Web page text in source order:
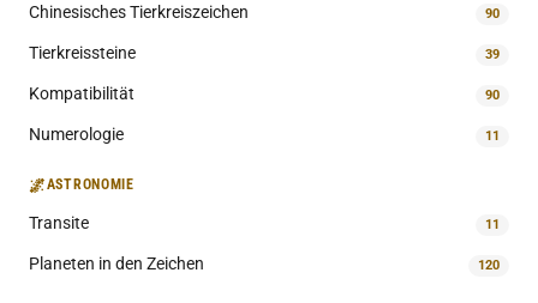
Chinesisches Tierkreiszeichen 90
Tierkreissteine 39
Kompatibilität 90
Numerologie 11
🌌ASTRONOMIE
Transite 11
Planeten in den Zeichen 120